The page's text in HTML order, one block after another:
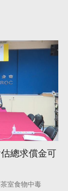
總求償金可
室食物中毒